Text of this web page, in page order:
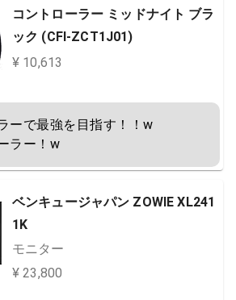
コントローラー ミッドナイト ブラ
ック (CFI-ZCT1J01)
¥ 10,613
ーで最強を目指す！！w
ラー！w
ベンキュージャパン ZOWIE XL241
1K
モニター
¥ 23,800